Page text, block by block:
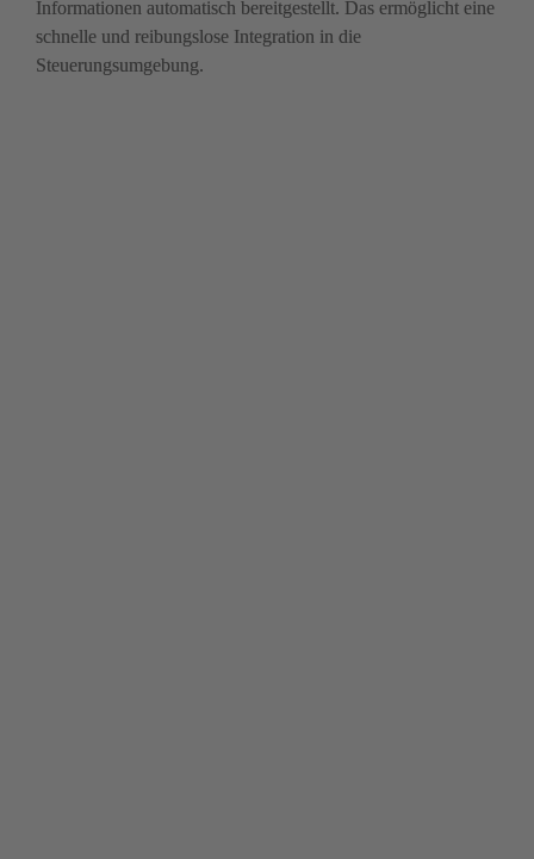
Informationen automatisch bereitgestellt. Das ermöglicht eine
schnelle und reibungslose Integra­tion in die
Steuerungsumgebung.